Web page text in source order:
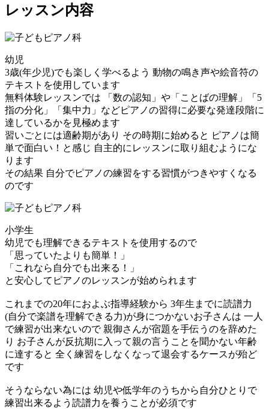
レッスン内容
幼児
3歳(年少児)でも楽しく学べるよう 動物の鳴き声や絵音符の
テキスト を使用しています
無料体験レッスンでは 「数の認知」や「ことばの理解」「5
指の分化」「集中力」などピアノの習得に必要な発達段階に
達しているかを見極めます
習いごとには適齢期があり その時期に始めると ピアノは簡
単で面白い！と感じ 自主的にレッスンに取り組むようにな
ります
その結果 自分でピアノの練習をする習慣がつきやすくなる
のです
小学生
幼児でも理解できるテキストを使用するので
「思っていたよりも簡単！」
「これなら自分でも出来る！」
と安心してピアノのレッスンが始められます
これまでの20年におよぶ指導経験から 3年生までに読譜力
(自分で楽譜を理解できる力)が身につかないお子さんは 一人
で練習が出来ないので 親御さんが宿題を手伝うのを辞めた
り お子さんが反抗期に入って親の言うことを聞かない年齢
に達すると 全く練習をしなくなって退会するケースが殆ど
です
そうならない為には 幼児や低学年のうちから 自分ひとりで
練習出来るよう読譜力を養うこと が必須です